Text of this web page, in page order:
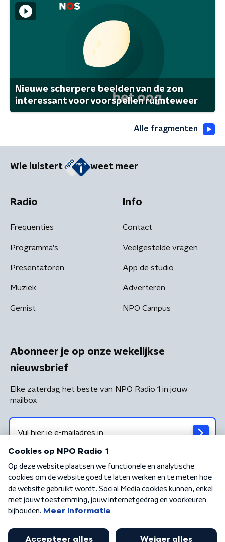
Nieuwe scherpere beelden van de zon
interessant voor voorspellen ruimteweer
Alle fragmenten
Wie luistert weet meer
Radio
Frequenties
Programma's
Presentatoren
Muziek
Gemist
Info
Contact
Veelgestelde vragen
App de studio
Adverteren
NPO Campus
Abonneer je op onze wekelijkse
nieuwsbrief
Elke zaterdag het beste van NPO Radio 1 in jouw
mailbox
Algemene voorwaarden